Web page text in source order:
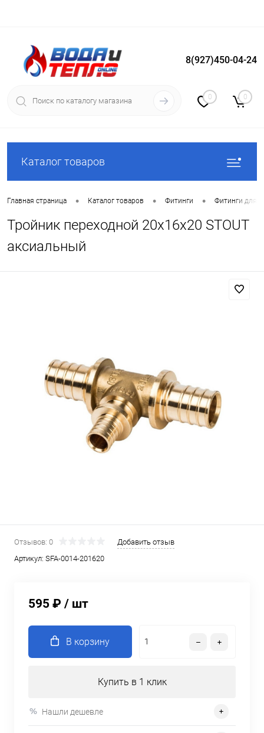
Вход Регистрация
8(927)450-04-24
0 0
Каталог товаров
Главная страница • Каталог товаров • Фитинги • Фитинги для
Тройник переходной 20x16x20 STOUT
аксиальный
Отзывов: 0
Добавить отзыв
Артикул: SFA-0014-201620
595 ₽ / шт
В корзину
Купить в 1 клик
Нашли дешевле